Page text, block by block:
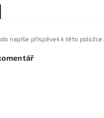
napíše příspěvek k této položce.